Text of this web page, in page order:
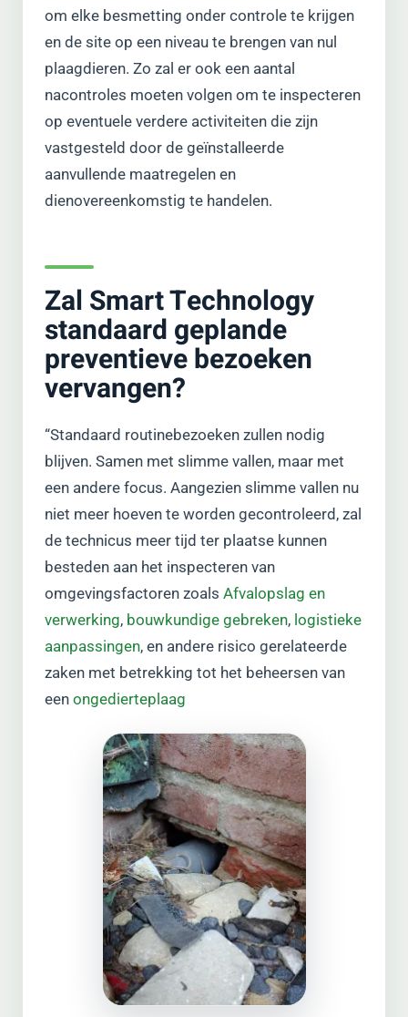
om elke besmetting onder controle te krijgen
en de site op een niveau te brengen van nul
plaagdieren. Zo zal er ook een aantal
nacontroles moeten volgen om te inspecteren
op eventuele verdere activiteiten die zijn
vastgesteld door de geïnstalleerde
aanvullende maatregelen en
dienovereenkomstig te handelen.
Zal Smart Technology
standaard geplande
preventieve bezoeken
vervangen?
“Standaard routinebezoeken zullen nodig
blijven. Samen met slimme vallen, maar met
een andere focus. Aangezien slimme vallen nu
niet meer hoeven te worden gecontroleerd, zal
de technicus meer tijd ter plaatse kunnen
besteden aan het inspecteren van
omgevingsfactoren zoals Afvalopslag en
verwerking, bouwkundige gebreken, logistieke
aanpassingen, en andere risico gerelateerde
zaken met betrekking tot het beheersen van
een ongedierteplaag